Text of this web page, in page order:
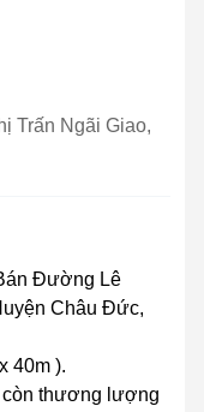
Trấn Ngãi Giao,
Đường Lê
Châu Đức,
40m ).
còn thương lượng